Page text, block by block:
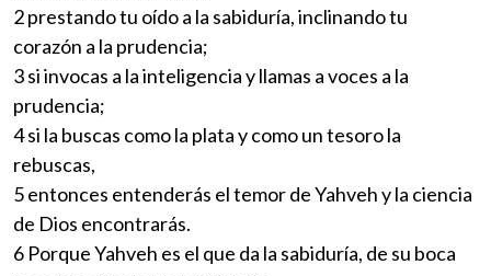
2 prestando tu oído a la sabiduría, inclinando tu
corazón a la prudencia;
3 si invocas a la inteligencia y llamas a voces a la
prudencia;
4 si la buscas como la plata y como un tesoro la
rebuscas,
5 entonces entenderás el temor de Yahveh y la ciencia
de Dios encontrarás.
6 Porque Yahveh es el que da la sabiduría, de su boca